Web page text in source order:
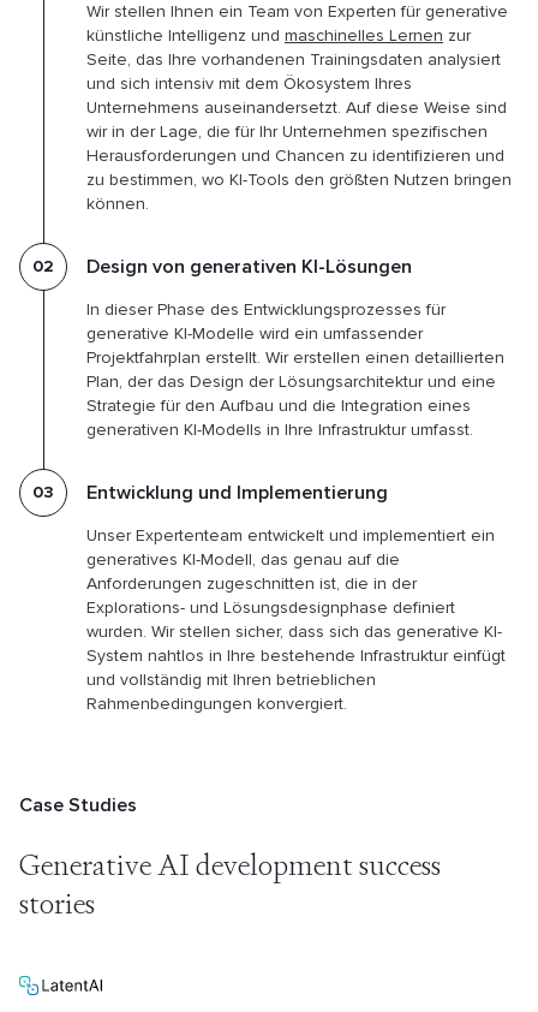
Wir stellen Ihnen ein Team von Experten für generative
künstliche Intelligenz und maschinelles Lernen zur
Seite, das Ihre vorhandenen Trainingsdaten analysiert
und sich intensiv mit dem Ökosystem Ihres
Unternehmens auseinandersetzt. Auf diese Weise sind
wir in der Lage, die für Ihr Unternehmen spezifischen
Herausforderungen und Chancen zu identifizieren und
zu bestimmen, wo KI-Tools den größten Nutzen bringen
können.
Design von generativen KI-Lösungen
In dieser Phase des Entwicklungsprozesses für
generative KI-Modelle wird ein umfassender
Projektfahrplan erstellt. Wir erstellen einen detaillierten
Plan, der das Design der Lösungsarchitektur und eine
Strategie für den Aufbau und die Integration eines
generativen KI-Modells in Ihre Infrastruktur umfasst.
Entwicklung und Implementierung
Unser Expertenteam entwickelt und implementiert ein
generatives KI-Modell, das genau auf die
Anforderungen zugeschnitten ist, die in der
Explorations- und Lösungsdesignphase definiert
wurden. Wir stellen sicher, dass sich das generative KI-
System nahtlos in Ihre bestehende Infrastruktur einfügt
und vollständig mit Ihren betrieblichen
Rahmenbedingungen konvergiert.
Case Studies
Generative AI development success
stories